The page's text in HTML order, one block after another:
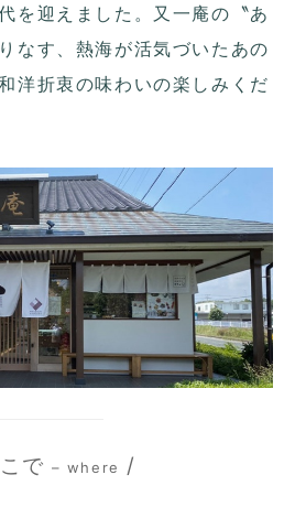
を迎えました。又一庵の〝あ
なす、熱海が活気づいたあの
洋折衷の味わいの楽しみくだ
で – where /